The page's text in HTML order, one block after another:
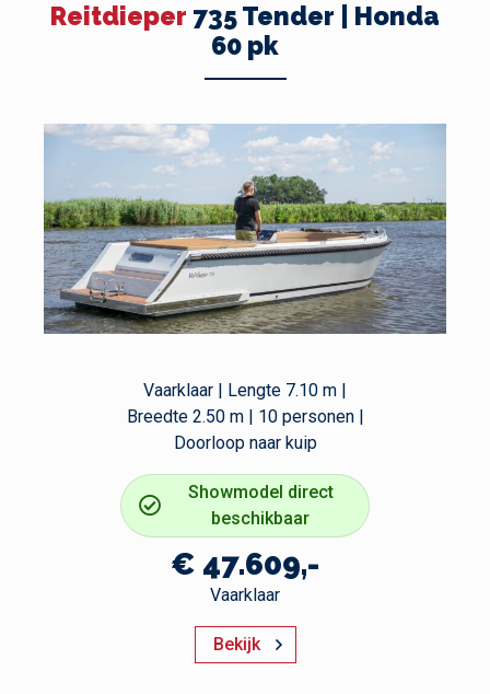
Vaarklaar | Lengte 7.10 m |
Breedte 2.50 m | 10 personen |
Doorloop naar kuip
Showmodel direct
beschikbaar
€ 47.609,-
Vaarklaar
Bekijk
Reitdieper 735 Tender | Honda
60 pk